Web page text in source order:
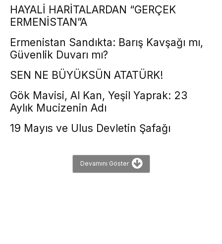
HAYALİ HARİTALARDAN “GERÇEK
ERMENİSTAN”A
Ermenistan Sandıkta: Barış Kavşağı mı,
Güvenlik Duvarı mı?
SEN NE BÜYÜKSÜN ATATÜRK!
Gök Mavisi, Al Kan, Yeşil Yaprak: 23
Aylık Mucizenin Adı
19 Mayıs ve Ulus Devletin Şafağı
Devamını Göster